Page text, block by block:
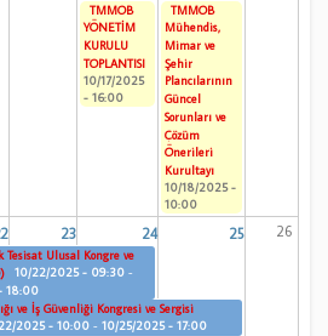
TMMOB
YÖNETİM
KURULU
TOPLANTISI
10/17/2025
- 16:00
TMMOB
Mühendis,
Mimar ve
Şehir
Plancılarının
Güncel
Sorunları ve
Çözüm
Önerileri
Kurultayı
10/18/2025 -
10:00
23 24 25 26
Ulusal Kongre ve
10/22/2025 - 09:30 -
18:00
ve İş Güvenliği Kongresi ve Sergisi
2025 - 10:00 -10/25/2025 - 17:00